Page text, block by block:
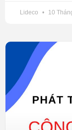
Kết quả
Lideco 10